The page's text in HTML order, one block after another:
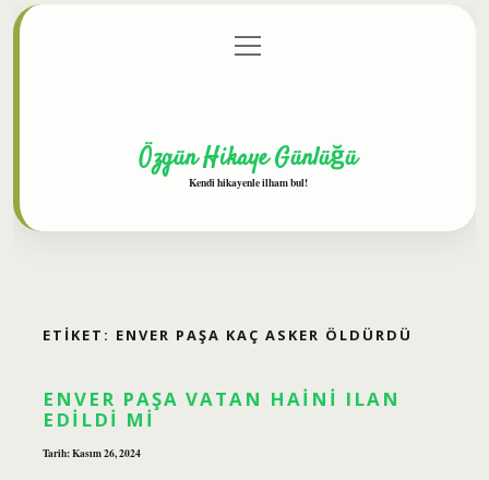
Gizlilik Politikası
menüyü
aç
Özgün Hikaye Günlüğü
Kendi hikayenle ilham bul!
ETIKET: ENVER PAŞA KAÇ ASKER ÖLDÜRDÜ
ENVER PAŞA VATAN HAINI ILAN
EDILDI MI
Tarih: Kasım 26, 2024